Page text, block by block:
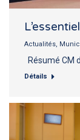
Actualités,
Résumé CM
Détails